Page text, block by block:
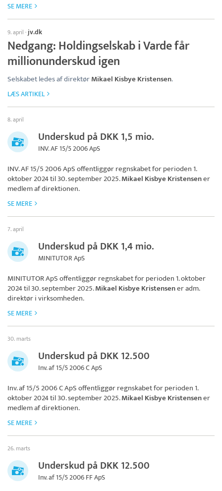
SE MERE
9. april ·jv.dk
Nedgang: Holdingselskab i Varde får
millionunderskud igen
Selskabet ledes af direktørMikael Kisbye Kristensen.
LÆS ARTIKEL
8. april
Underskud på DKK 1,5 mio.
INV. AF 15/5 2006 ApS
INV. AF 15/5 2006 ApSoffentliggør regnskabet for perioden 1.
oktober 2024 til 30. september 2025.Mikael Kisbye Kristensener
medlem af direktionen.
SE MERE
7. april
Underskud på DKK 1,4 mio.
MINITUTOR ApS
MINITUTOR ApSoffentliggør regnskabet for perioden 1. oktober
2024 til 30. september 2025.Mikael Kisbye Kristensener adm.
direktør i virksomheden.
SE MERE
30. marts
Underskud på DKK 12.500
Inv. af 15/5 2006 C ApS
Inv. af 15/5 2006 C ApSoffentliggør regnskabet for perioden 1.
oktober 2024 til 30. september 2025.Mikael Kisbye Kristensener
medlem af direktionen.
SE MERE
26. marts
Underskud på DKK 12.500
Inv. af 15/5 2006 FF ApS